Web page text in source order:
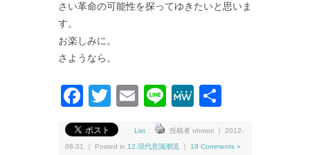
さい革命の可能性を探ってゆきたいと思いま
す。
お楽しみに。
さようなら。
Facebook
Twitter
EmailLineMeWe
List 投稿者 ohmori ｜ 2012-
08-31 ｜ Posted in 12.現代意識潮流 19 Comments »